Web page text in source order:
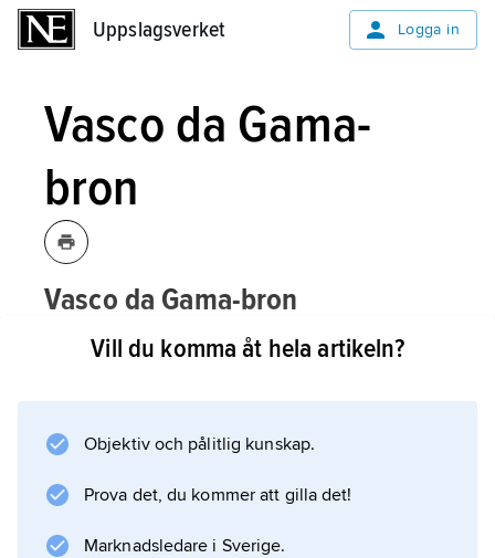
Uppslagsverket Logga in
Vasco da Gama-
bron
Vasco da Gama-bron
[vaskudagɑ:ʹma-] ,snedkabelbro över
huvudspann 420 m. Två par 148 m höga
bropelare bär upp kablarna. Den segelfria
höjden är 47 m. Hela brons längd är 12 345 m,
och hela trafikledens längd är 17 185 m. Bron
Vill du komma åt hela artikeln?
Objektiv och pålitlig kunskap.
Prova det, du kommer att gilla det!
Marknadsledare i Sverige.